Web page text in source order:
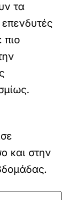
τα
πιο
και στην